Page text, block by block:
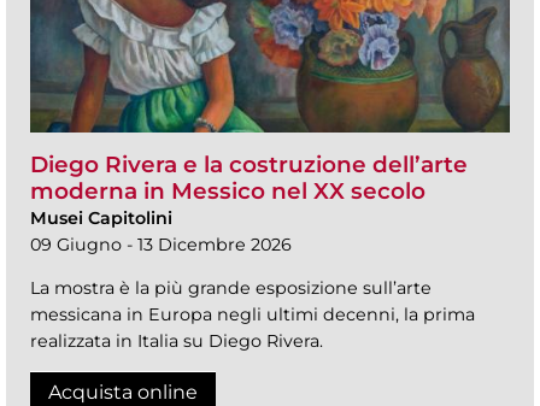
Diego Rivera e la costruzione dell’arte
moderna in Messico nel XX secolo
Musei Capitolini
09 Giugno - 13 Dicembre 2026
La mostra è la più grande esposizione sull’arte
messicana in Europa negli ultimi decenni, la prima
realizzata in Italia su Diego Rivera.
Acquista online